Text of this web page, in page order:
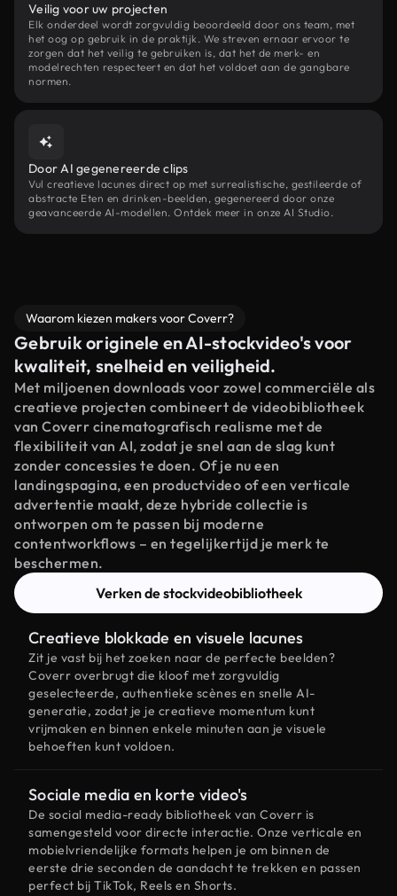
Veilig voor uw projecten
Elk onderdeel wordt zorgvuldig beoordeeld door ons team, met
het oog op gebruik in de praktijk. We streven ernaar ervoor te
zorgen dat het veilig te gebruiken is, dat het de merk- en
modelrechten respecteert en dat het voldoet aan de gangbare
normen.
Door AI gegenereerde clips
Vul creatieve lacunes direct op met surrealistische, gestileerde of
abstracte Eten en drinken-beelden, gegenereerd door onze
geavanceerde AI-modellen. Ontdek meer in onze AI Studio.
Waarom kiezen makers voor Coverr?
Gebruik originele en AI-stockvideo's voor
kwaliteit, snelheid en veiligheid.
Met miljoenen downloads voor zowel commerciële als
creatieve projecten combineert de videobibliotheek
van Coverr cinematografisch realisme met de
flexibiliteit van AI, zodat je snel aan de slag kunt
zonder concessies te doen. Of je nu een
landingspagina, een productvideo of een verticale
advertentie maakt, deze hybride collectie is
ontworpen om te passen bij moderne
contentworkflows – en tegelijkertijd je merk te
beschermen.
Verken de stockvideobibliotheek
Creatieve blokkade en visuele lacunes
Zit je vast bij het zoeken naar de perfecte beelden?
Coverr overbrugt die kloof met zorgvuldig
geselecteerde, authentieke scènes en snelle AI-
generatie, zodat je je creatieve momentum kunt
vrijmaken en binnen enkele minuten aan je visuele
behoeften kunt voldoen.
Sociale media en korte video's
De social media-ready bibliotheek van Coverr is
samengesteld voor directe interactie. Onze verticale en
mobielvriendelijke formats helpen je om binnen de
eerste drie seconden de aandacht te trekken en passen
perfect bij TikTok, Reels en Shorts.